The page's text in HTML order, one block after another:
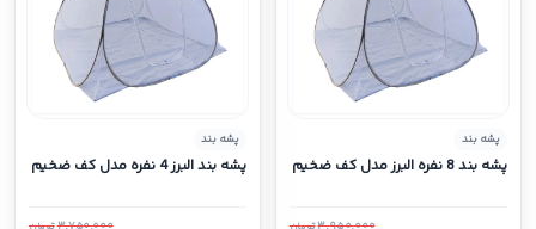
پشه بند
پشه بند 8 نفره البرز مدل کف ضخیم
پشه بند
پشه بند البرز 4 نفره مدل کف ضخیم